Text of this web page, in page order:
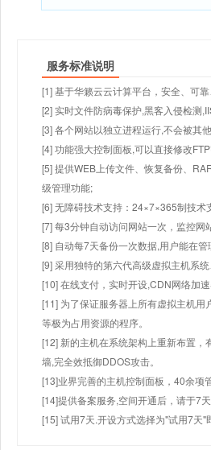
服务标准说明
[1] 基于华籁云云计算平台，安全、可
[2] 实时文件防病毒保护,黑客入侵检测
[3] 各个网站以独立进程运行,不会被其
[4] 功能强大控制面板,可以直接修改
[5] 提供WEB上传文件、恢复备份、
级管理功能;
[6] 无障碍技术支持：24×7×365制技术
[7] 每3分钟自动访问网站一次，监控网
[8] 自动每7天备份一次数据,用户能在
[9] 采用独特的第六代高级虚拟主机系
[10] 在线支付，实时开设,CDN网络加
[11] 为了保证服务器上所有虚拟主机
等极为占用资源的程序。
[12] 新的主机在系统架构上重新布置
墙,完全效抵御DDOS攻击。
[13]业界完善的主机控制面板，40余项
[14]提供备案服务,空间开通后，请于7天
[15] 试用7天.开设方式选择为"试用7天"